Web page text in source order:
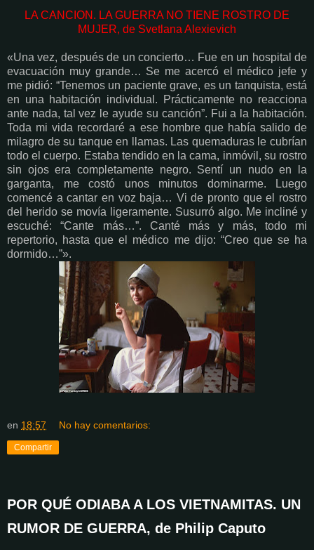
LA CANCION. LA GUERRA NO TIENE ROSTRO DE
MUJER, de Svetlana Alexievich
«Una vez, después de un concierto… Fue en un hospital de
evacuación muy grande… Se me acercó el médico jefe y
me pidió: “Tenemos un paciente grave, es un tanquista, está
en una habitación individual. Prácticamente no reacciona
ante nada, tal vez le ayude su canción”. Fui a la habitación.
Toda mi vida recordaré a ese hombre que había salido de
milagro de su tanque en llamas. Las quemaduras le cubrían
todo el cuerpo. Estaba tendido en la cama, inmóvil, su rostro
sin ojos era completamente negro. Sentí un nudo en la
garganta, me costó unos minutos dominarme. Luego
comencé a cantar en voz baja… Vi de pronto que el rostro
del herido se movía ligeramente. Susurró algo. Me incliné y
escuché: “Cante más…”. Canté más y más, todo mi
repertorio, hasta que el médico me dijo: “Creo que se ha
dormido…”».
en 18:57 No hay comentarios:
Compartir
POR QUÉ ODIABA A LOS VIETNAMITAS. UN
RUMOR DE GUERRA, de Philip Caputo